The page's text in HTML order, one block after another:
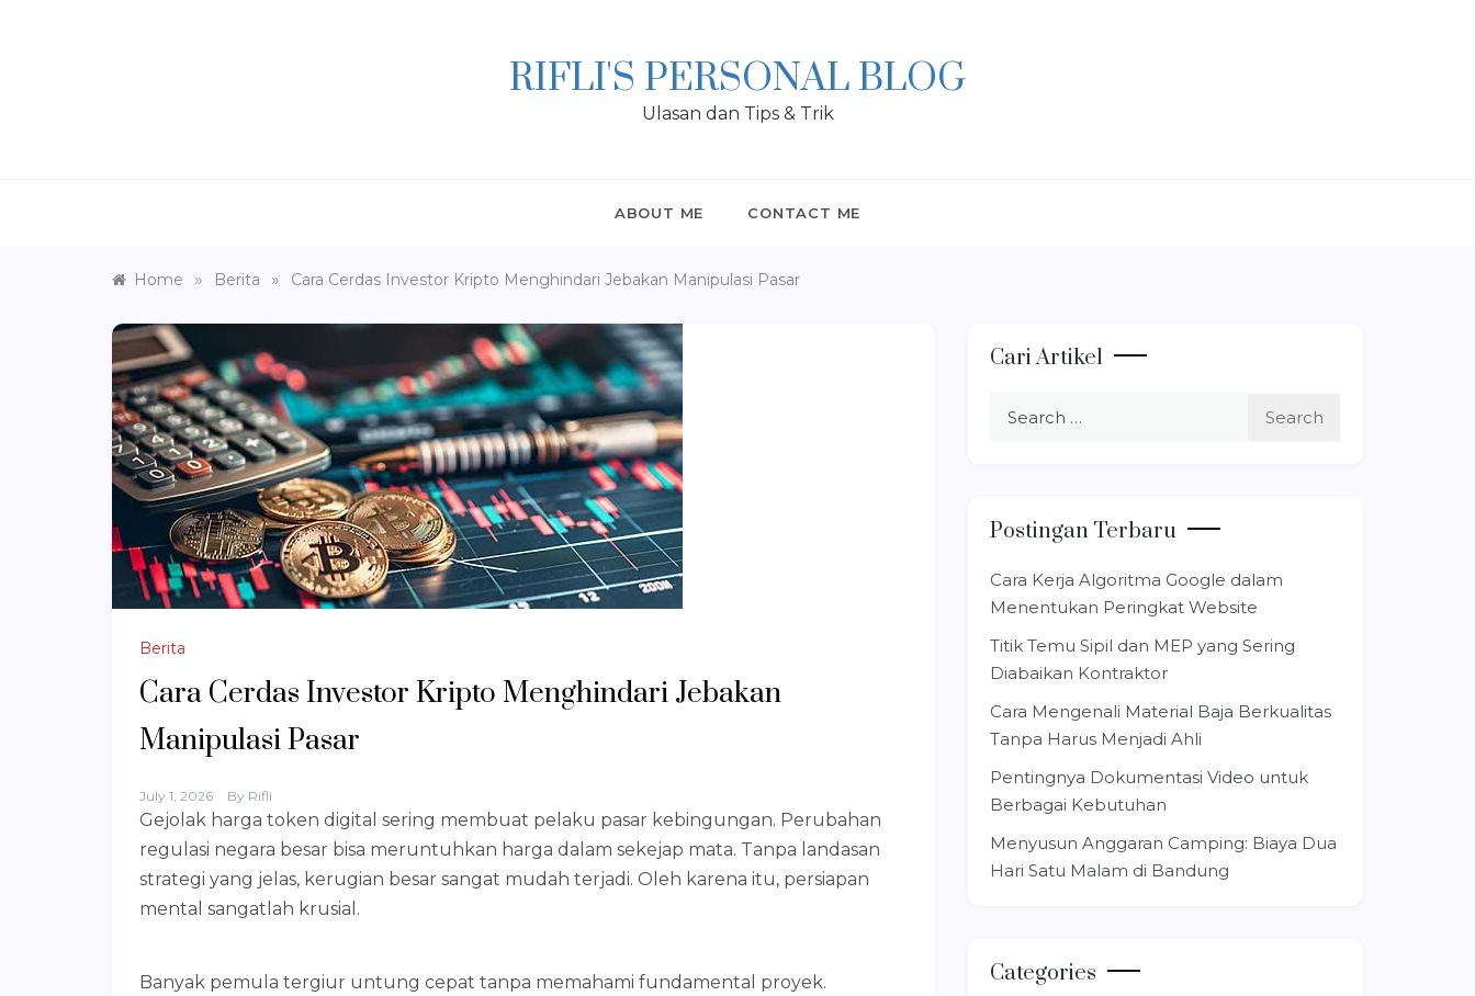
RIFLI'S PERSONAL BLOG
Ulasan dan Tips & Trik
ABOUT ME CONTACT ME
Home » Berita » Cara Cerdas Investor Kripto Menghindari Jebakan Manipulasi Pasar
Berita
Cara Cerdas Investor Kripto Menghindari Jebakan
Manipulasi Pasar
July 1, 2026 By Rifli
Gejolak harga token digital sering membuat pelaku pasar kebingungan. Perubahan
regulasi negara besar bisa meruntuhkan harga dalam sekejap mata. Tanpa landasan
strategi yang jelas, kerugian besar sangat mudah terjadi. Oleh karena itu, persiapan
mental sangatlah krusial.
Banyak pemula tergiur untung cepat tanpa memahami fundamental proyek.
Cari Artikel
Postingan Terbaru
Cara Kerja Algoritma Google dalam
Menentukan Peringkat Website
Titik Temu Sipil dan MEP yang Sering
Diabaikan Kontraktor
Cara Mengenali Material Baja Berkualitas
Tanpa Harus Menjadi Ahli
Pentingnya Dokumentasi Video untuk
Berbagai Kebutuhan
Menyusun Anggaran Camping: Biaya Dua
Hari Satu Malam di Bandung
Categories